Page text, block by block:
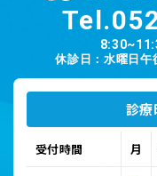
Tel.
休診日：水曜日午
診療
受付時間 月